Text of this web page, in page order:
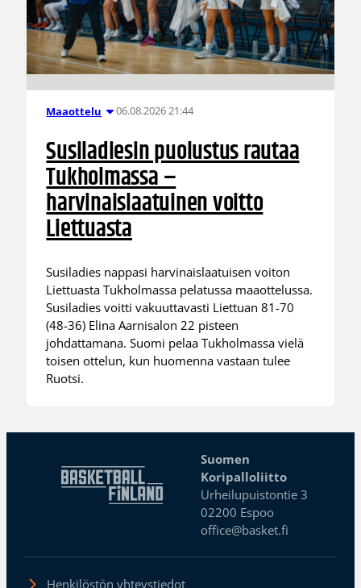
Maaottelu 06.08.2026 21:44
Susiladiesin puolustus rautaa
Tukholmassa –
harvinaislaatuinen voitto
Liettuasta
Susiladies nappasi harvinaislaatuisen voiton
Liettuasta Tukholmassa pelatussa maaottelussa.
Susiladies voitti vakuuttavasti Liettuan 81-70
(48-36) Elina Aarnisalon 22 pisteen
johdattamana. Suomi pelaa Tukholmassa vielä
toisen ottelun, kun huomenna vastaan tulee
Ruotsi.
Suomen
Koripalloliitto
Urheilupuistontie 3
02200 Espoo
office@basket.fi
Henkilöstön yhteystiedot